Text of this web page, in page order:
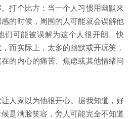
打个比方：当一个人习惯用幽默来
的时候，周围的人可能就会误解他
们可能被误解为这个人很开朗、快
而实际上，太多的幽默或开玩笑，
的内心的痛苦、焦虑或其他情绪问
人家以为他很开心。据我知道，好
是满脸笑容，旁人可能完全不知道